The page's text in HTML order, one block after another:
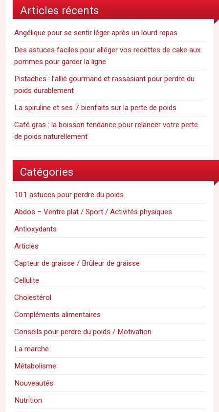
Articles récents
Angélique pour se sentir léger après un lourd repas
Des astuces faciles pour alléger vos recettes de cake aux
pommes pour garder la ligne
Pistaches : l’allié gourmand et rassasiant pour perdre du
poids durablement
La spiruline et ses 7 bienfaits sur la perte de poids
Café gras : la boisson tendance pour relancer votre perte
de poids naturellement
Catégories
101 astuces pour perdre du poids
Abdos – Ventre plat / Sport / Activités physiques
Antioxydants
Articles
Capteur de graisse / Brûleur de graisse
Cellulite
Cholestérol
Compléments alimentaires
Conseils pour perdre du poids / Motivation
La marche
Métabolisme
Nouveautés
Nutrition